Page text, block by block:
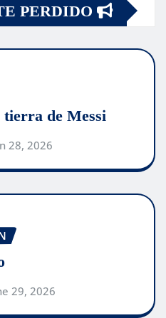
PERDIDO
tierra de Messi
28, 2026
29, 2026